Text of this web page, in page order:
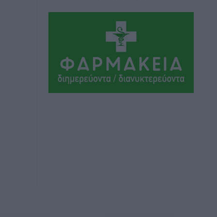
προόδου η ίδρυση Ακαδημίας
πριν 3 ώρες
Ιππότες: Με το βλέμμα στραμμένο στο
μέλλον
Αθλητικά• πριν 3 ώρες